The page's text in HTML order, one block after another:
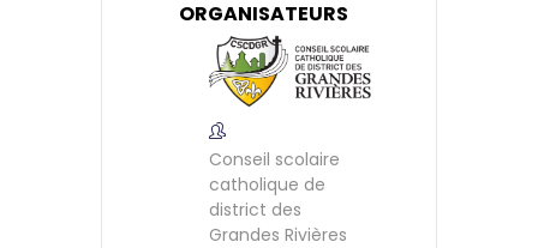
ORGANISATEURS
Conseil scolaire
catholique de
district des
Grandes Rivières